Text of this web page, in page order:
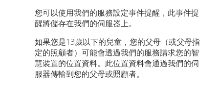
您可以使用我們的服務設定事件提醒，此事件提
醒將儲存在我們的伺服器上。
如果您是13歲以下的兒童，您的父母（或父母指
定的照顧者）可能會透過我們的服務請求您的智
慧裝置的位置資料。此位置資料會通過我們的伺
服器傳輸到您的父母或照顧者。